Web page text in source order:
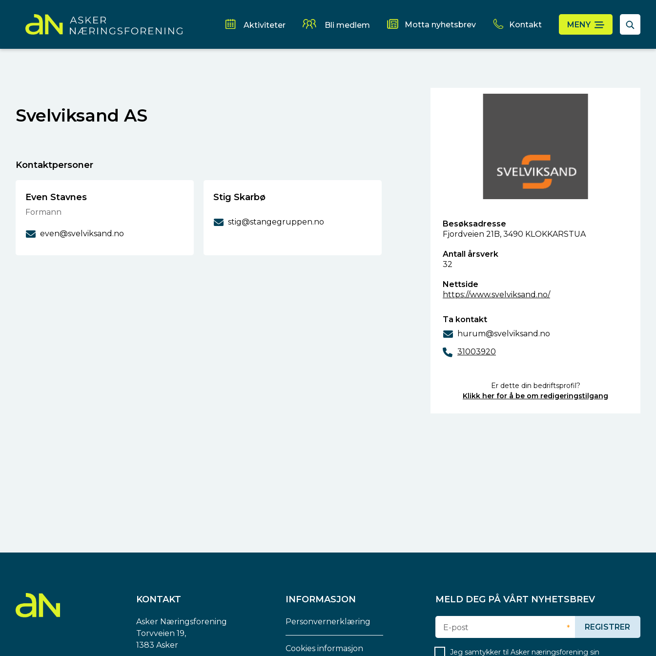
Aktiviteter Bli medlem Motta nyhetsbrev Kontakt MENY
Svelviksand AS
Kontaktpersoner
Even Stavnes
Formann
even@svelviksand.no
Stig Skarbø
stig@stangegruppen.no
Besøksadresse
Fjordveien 21B, 3490 KLOKKARSTUA
Antall årsverk
32
Nettside
https://www.svelviksand.no/
Ta kontakt
hurum@svelviksand.no
31003920
Er dette din bedriftsprofil?
Klikk her for å be om redigeringstilgang
KONTAKT
Asker Næringsforening
Torvveien 19,
1383 Asker
INFORMASJON
Personvernerklæring
Cookies informasjon
MELD DEG PÅ VÅRT NYHETSBREV
E-post * REGISTRER
Jeg samtykker til Asker næringsforening sin